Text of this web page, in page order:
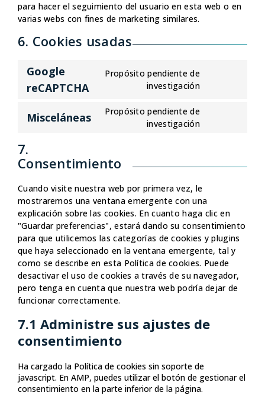
para hacer el seguimiento del usuario en esta web o en
varias webs con fines de marketing similares.
6. Cookies usadas
Google
reCAPTCHA
Propósito pendiente de
investigación
Misceláneas
Propósito pendiente de
investigación
7.
Consentimiento
Cuando visite nuestra web por primera vez, le
mostraremos una ventana emergente con una
explicación sobre las cookies. En cuanto haga clic en
"Guardar preferencias", estará dando su consentimiento
para que utilicemos las categorías de cookies y plugins
que haya seleccionado en la ventana emergente, tal y
como se describe en esta Política de cookies. Puede
desactivar el uso de cookies a través de su navegador,
pero tenga en cuenta que nuestra web podría dejar de
funcionar correctamente.
7.1 Administre sus ajustes de
consentimiento
Ha cargado la Política de cookies sin soporte de
javascript. En AMP, puedes utilizar el botón de gestionar el
consentimiento en la parte inferior de la página.